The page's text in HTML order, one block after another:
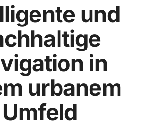
und
in
urbanem
Umfeld